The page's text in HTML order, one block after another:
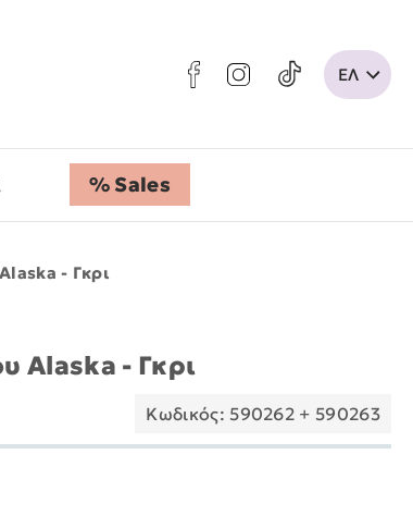
% Sales
- Γκρι
Alaska - Γκρι
Κωδικός: 590262 + 590263